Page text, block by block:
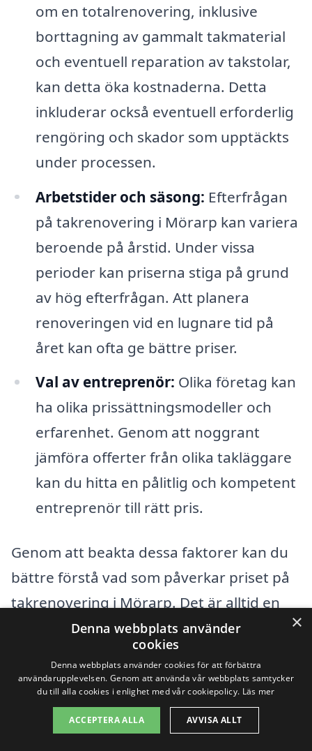
om en totalrenovering, inklusive
borttagning av gammalt takmaterial
och eventuell reparation av takstolar,
kan detta öka kostnaderna. Detta
inkluderar också eventuell erforderlig
rengöring och skador som upptäckts
under processen.
Arbetstider och säsong: Efterfrågan
på takrenovering i Mörarp kan variera
beroende på årstid. Under vissa
perioder kan priserna stiga på grund
av hög efterfrågan. Att planera
renoveringen vid en lugnare tid på
året kan ofta ge bättre priser.
Val av entreprenör: Olika företag kan
ha olika prissättningsmodeller och
erfarenhet. Genom att noggrant
jämföra offerter från olika takläggare
kan du hitta en pålitlig och kompetent
entreprenör till rätt pris.
Genom att beakta dessa faktorer kan du
bättre förstå vad som påverkar priset på
takrenovering i Mörarp. Det är alltid en
god idé att samla flera offerter för att
jämföra priser och tjänster. På det sättet
kan du försäkra dig om att du får bästa
möjliga resultat för din renovering.
×
Denna webbplats använder
cookies
Denna webbplats använder cookies för att förbättra
användarupplevelsen. Genom att använda vår webbplats samtycker
du till alla cookies i enlighet med vår cookiepolicy. Läs mer
ACCEPTERA ALLA AVVISA ALLT